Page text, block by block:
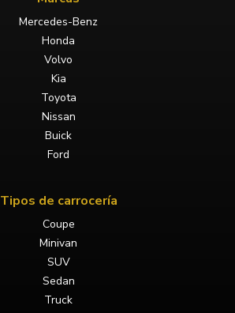
Mercedes-Benz
Honda
Volvo
Kia
Toyota
Nissan
Buick
Ford
Tipos de carrocería
Coupe
Minivan
SUV
Sedan
Truck